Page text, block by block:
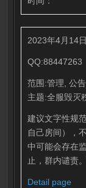
2023年4月14
QQ:88447263
范围:管理, 公告
主题:全服毁灭
建议文字性规
自己房间），
中可能会存在
止，群内谴责
Detail page